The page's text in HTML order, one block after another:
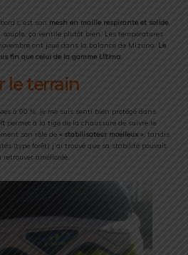
c’est son mesh en maille respirante et solide.
souple, ça ventile plutôt bien. Les températures
ont joué dans la balance de Mizuno. Le
fin que celui de la gamme Ultima.
le terrain
à 90 %, je me suis senti bien protégé dans
permet à la tige de la chaussure de suivre le
son rôle de « stabilisateur moelleux », tandis
(type forêt) j’ai trouvé que sa stabilité pouvait
retrouver améliorée.